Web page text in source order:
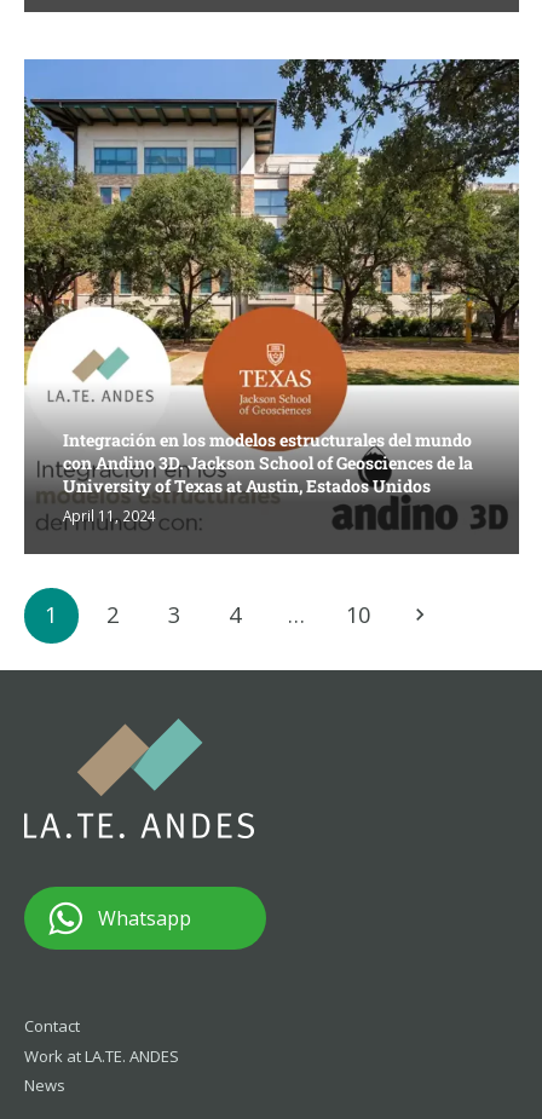
Integración en los modelos estructurales del mundo
con Andino 3D. Jackson School of Geosciences de la
University of Texas at Austin, Estados Unidos
April 11, 2024
1 2 3 4 … 10
Whatsapp
Contact
Work at LA.TE. ANDES
News